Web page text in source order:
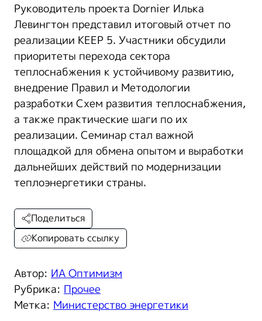
Руководитель проекта Dornier Илька
Левингтон представил итоговый отчет по
реализации KEEP 5. Участники обсудили
приоритеты перехода сектора
теплоснабжения к устойчивому развитию,
внедрение Правил и Методологии
разработки Схем развития теплоснабжения,
а также практические шаги по их
реализации. Семинар стал важной
площадкой для обмена опытом и выработки
дальнейших действий по модернизации
теплоэнергетики страны.
Автор: ИА Оптимизм
Рубрика: Прочее
Метка: Министерство энергетики
Поделиться
Копировать ссылку